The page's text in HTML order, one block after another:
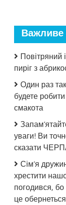
Важливе
Повітряний
пиріг з
Один раз
будете
смакота
уваги! Ви
сказати
Сім’я
хрестити
погодився,
це обернеться